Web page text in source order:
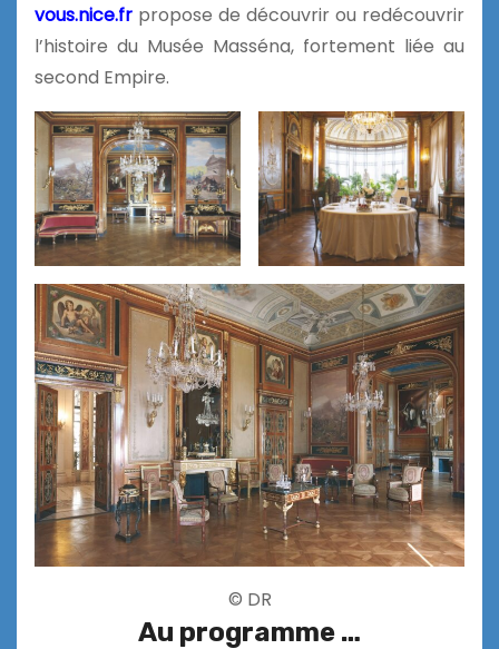
vous.nice.fr propose de découvrir ou redécouvrir
l’histoire du Musée Masséna, fortement liée au
second Empire.
© DR
Au programme …